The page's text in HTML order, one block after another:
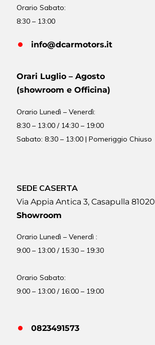
Orario Sabato:
8:30 – 13:00
info@dcarmotors.it
Orari Luglio – Agosto
(showroom e Officina)
OrarioLunedì – Venerdì:
8:30 – 13:00 / 14:30 – 19:00
Sabato: 8:30 – 13:00 | Pomeriggio Chiuso
SEDE CASERTA
Via Appia Antica 3, Casapulla 81020
Showroom
Orario Lunedì – Venerdì :
9:00 – 13:00 / 15:30 – 19:30
Orario Sabato:
9:00 – 13:00 / 16:00 – 19:00
0823491573